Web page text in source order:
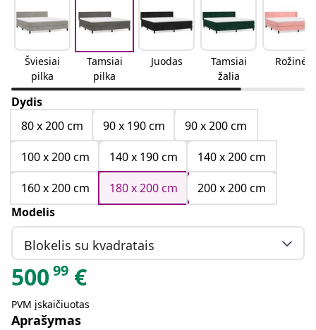
Šviesiai
pilka
Tamsiai
pilka
Juodas
Tamsiai
žalia
Rožinė
Dydis
80 x 200 cm
90 x 190 cm
90 x 200 cm
100 x 200 cm
140 x 190 cm
140 x 200 cm
160 x 200 cm
180 x 200 cm
200 x 200 cm
Modelis
Blokelis su kvadratais
50099 €
PVM įskaičiuotas
Aprašymas